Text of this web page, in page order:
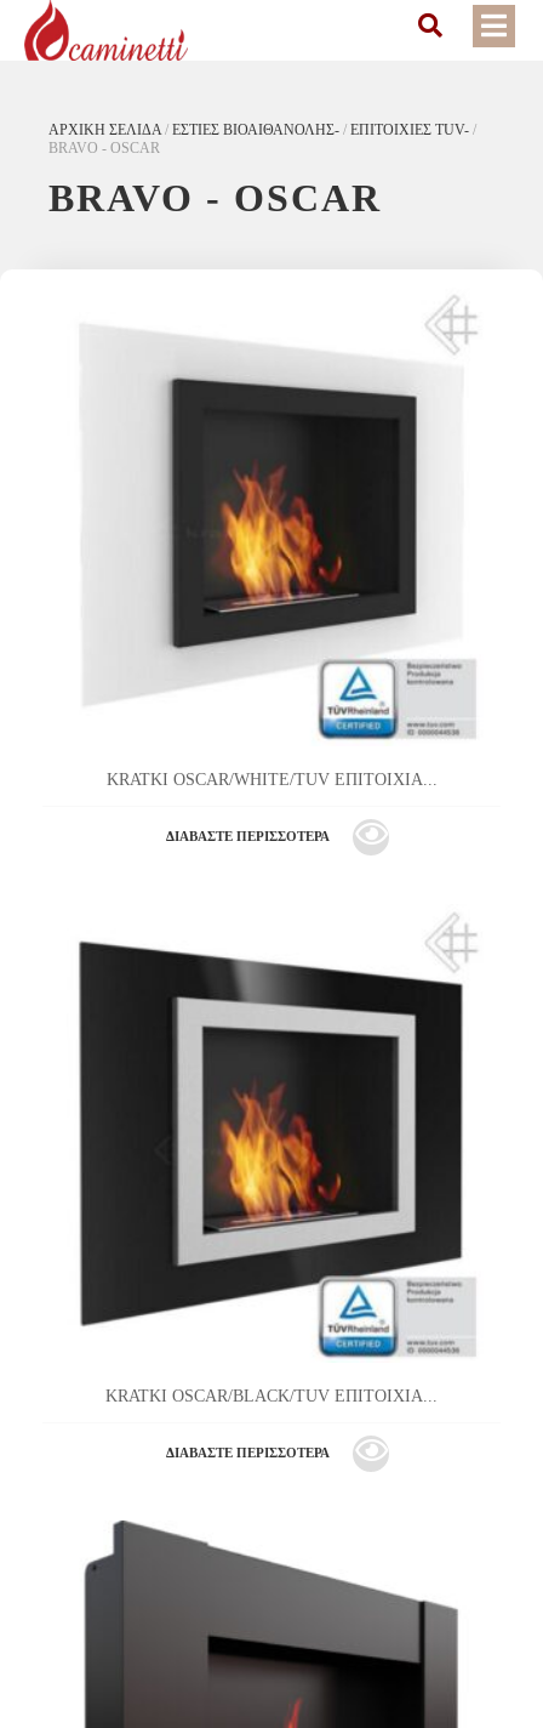
ΑΡΧΙΚΉ ΣΕΛΊΔΑ / ΕΣΤΙΕΣ ΒΙΟΑΙΘΑΝΟΛΗΣ- / ΕΠΙΤΟΙΧΙΕΣ TUV- /
BRAVO - OSCAR
BRAVO - OSCAR
KRATKI OSCAR/WHITE/TUV ΕΠΙΤΟΙΧΙΑ...
ΔΙΑΒΆΣΤΕ ΠΕΡΙΣΣΌΤΕΡΑ
KRATKI OSCAR/BLACK/TUV ΕΠΙΤΟΙΧΙΑ...
ΔΙΑΒΆΣΤΕ ΠΕΡΙΣΣΌΤΕΡΑ